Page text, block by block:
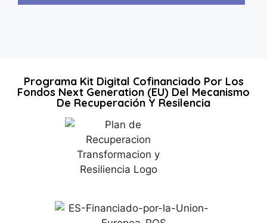
Programa Kit Digital Cofinanciado Por Los
Fondos Next Generation (EU) Del Mecanismo
De Recuperación Y Resilencia